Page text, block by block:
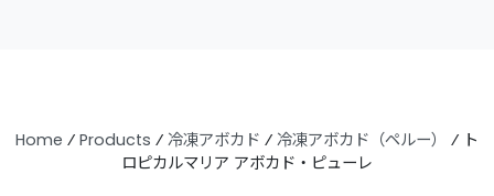
Home ⁄ Products ⁄ 冷凍アボカド ⁄ 冷凍アボカド（ペルー） ⁄ ト
ロピカルマリア アボカド・ピューレ